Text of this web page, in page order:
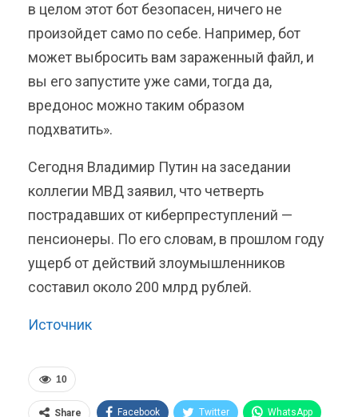
в целом этот бот безопасен, ничего не
произойдет само по себе. Например, бот
может выбросить вам зараженный файл, и
вы его запустите уже сами, тогда да,
вредонос можно таким образом
подхватить».
Сегодня Владимир Путин на заседании
коллегии МВД заявил, что четверть
пострадавших от киберпреступлений —
пенсионеры. По его словам, в прошлом году
ущерб от действий злоумышленников
составил около 200 млрд рублей.
Источник
10
Share Facebook Twitter WhatsApp